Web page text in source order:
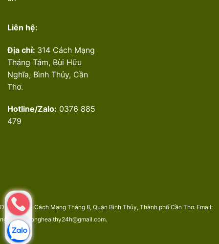
Liên hệ:
Địa chỉ: 314 Cách Mạng
Tháng Tám, Bùi Hữu
Nghĩa, Bình Thủy, Cần
Thơ.
Hotline/Zalo: 0376 885
479
Địa chỉ: 314 Cách Mạng Tháng 8, Quận Bình Thủy, Thành phố Cần Thơ. Email:
nguyenphuonghealthy24h@gmail.com.